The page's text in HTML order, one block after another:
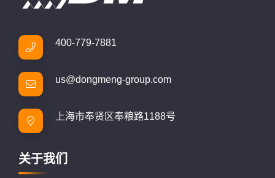
400-779-7881
us@dongmeng-group.com
上海市奉贤区奉粮路1188号
关于我们